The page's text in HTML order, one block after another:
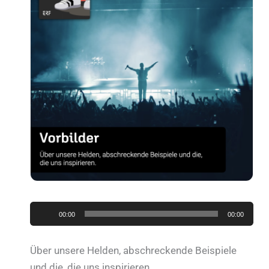
Audio-
Player
00:00 00:00
Über unsere Helden, abschreckende Beispiele